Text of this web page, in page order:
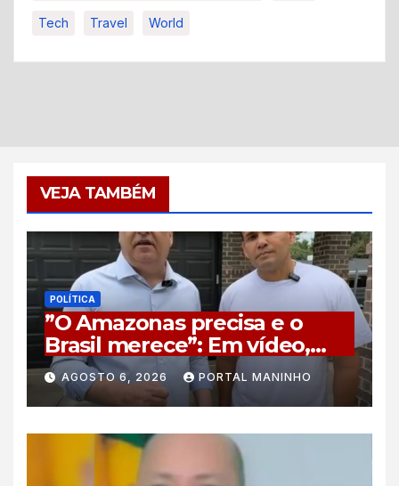
Tech Travel World
VEJA TAMBÉM
POLÍTICA
”O Amazonas precisa e o
Brasil merece”: Em vídeo,
vice de Flávio Bolsonaro
declara apoio a Coronel
Rosses
AGOSTO 6, 2026 PORTAL MANINHO